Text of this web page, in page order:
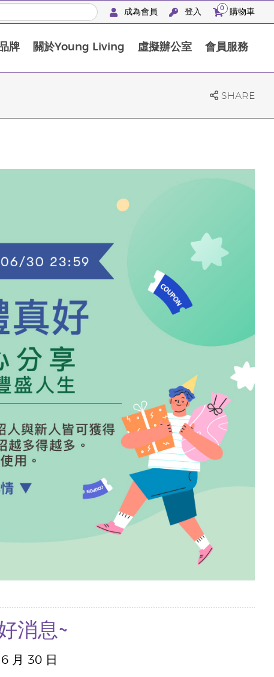
成為會員 登入 0 購物車
牌 關於Young Living 虛擬辦公室 會員服務
SHARE
消息~
月 30 日